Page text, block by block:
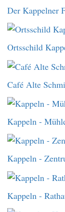
Der Kappelner
Ortsschild
Café Alte
Kappeln -
Kappeln -
Kappeln -